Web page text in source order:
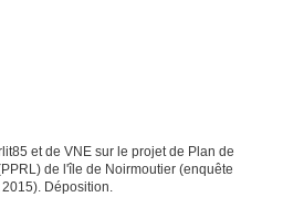
et de VNE sur le projet de Plan de
de l'île de Noirmoutier (enquête
Déposition.